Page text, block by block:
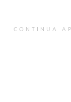
CONTINUA